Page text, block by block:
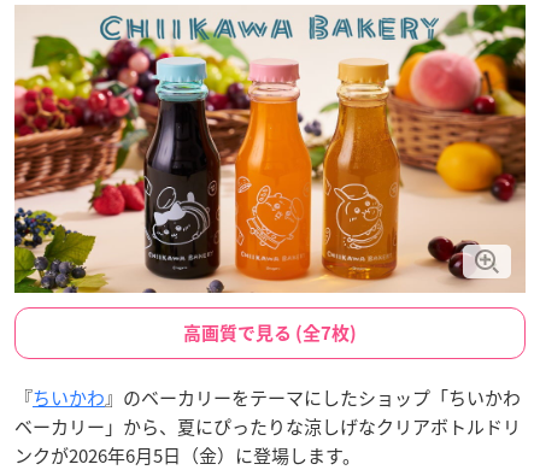
高画質で見る (全7枚)
『ちいかわ』のベーカリーをテーマにしたショップ「ちいかわ
ベーカリー」から、夏にぴったりな涼しげなクリアボトルドリ
ンクが2026年6月5日（金）に登場します。